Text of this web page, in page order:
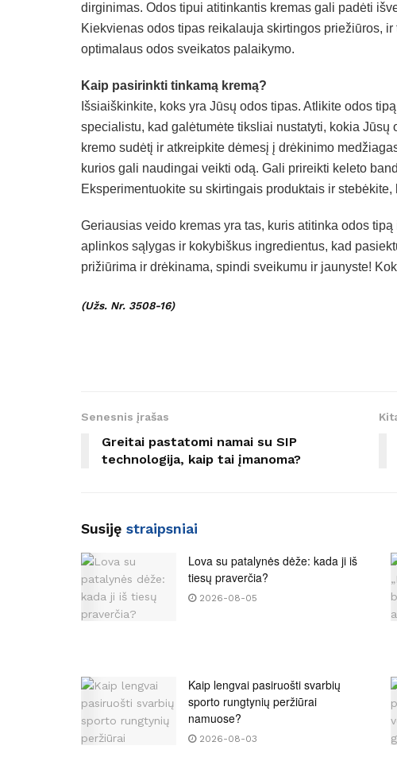
dirginimas. Odos tipui atitinkantis kremas gali padėti
Kiekvienas odos tipas reikalauja skirtingos priežiūros,
optimalaus odos sveikatos palaikymo.
Kaip pasirinkti tinkamą kremą?
Išsiaiškinkite, koks yra Jūsų odos tipas. Atlikite odos
specialistu, kad galėtumėte tiksliai nustatyti, kokia
kremo sudėtį ir atkreipkite dėmesį į drėkinimo
kurios gali naudingai veikti odą. Gali prireikti keleto
Eksperimentuokite su skirtingais produktais ir stebėkite,
Geriausias veido kremas yra tas, kuris atitinka odos
aplinkos sąlygas ir kokybiškus ingredientus, kad
prižiūrima ir drėkinama, spindi sveikumu ir jaunyste!
(Užs. Nr. 3508-16)
Senesnis įrašas
Greitai pastatomi namai su SIP
technologija, kaip tai įmanoma?
Susiję straipsniai
Lova su patalynės dėže: kada ji iš
tiesų praverčia?
2026-08-05
Kaip lengvai pasiruošti svarbių
sporto rungtynių peržiūrai
namuose?
2026-08-03